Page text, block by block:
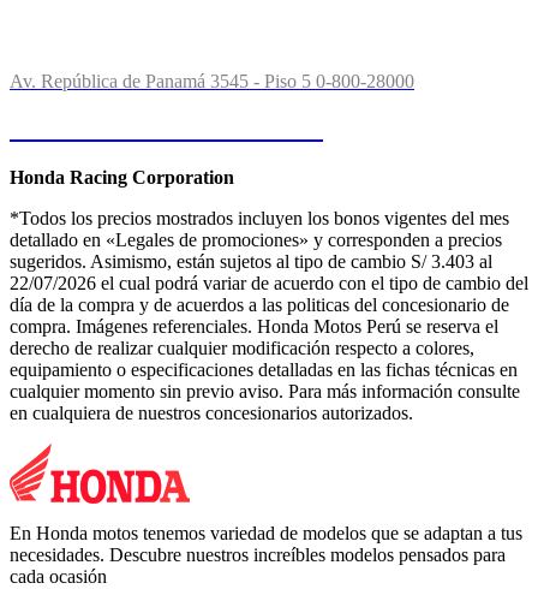
Av. República de Panamá 3545 - Piso 5 0-800-28000
Honda Racing Corporation
*Todos los precios mostrados incluyen los bonos vigentes del mes
detallado en «Legales de promociones» y corresponden a precios
sugeridos. Asimismo, están sujetos al tipo de cambio S/ 3.403 al
22/07/2026 el cual podrá variar de acuerdo con el tipo de cambio del
día de la compra y de acuerdos a las politicas del concesionario de
compra. Imágenes referenciales. Honda Motos Perú se reserva el
derecho de realizar cualquier modificación respecto a colores,
equipamiento o especificaciones detalladas en las fichas técnicas en
cualquier momento sin previo aviso. Para más información consulte
en cualquiera de nuestros concesionarios autorizados.
En Honda motos tenemos variedad de modelos que se adaptan a tus
necesidades. Descubre nuestros increíbles modelos pensados para
cada ocasión